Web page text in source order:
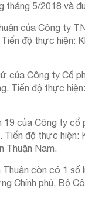
tháng 5/2018 và
của Công ty
độ thực
của Công ty Cổ
Tiến độ thực
của Công ty
độ thực
Thuận Nam.
còn có 1
Chính phủ, Bộ